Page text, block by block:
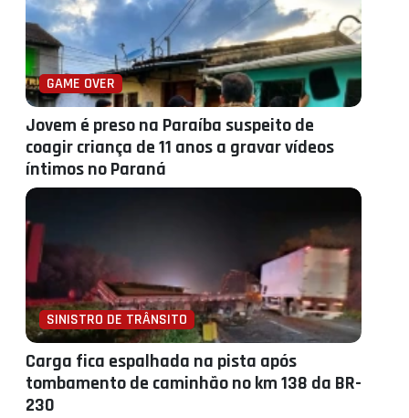
GAME OVER
Jovem é preso na Paraíba suspeito de
coagir criança de 11 anos a gravar vídeos
íntimos no Paraná
SINISTRO DE TRÂNSITO
Carga fica espalhada na pista após
tombamento de caminhão no km 138 da BR-
230